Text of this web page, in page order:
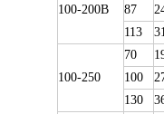
100-200B
87
113
100-250
70
100
130